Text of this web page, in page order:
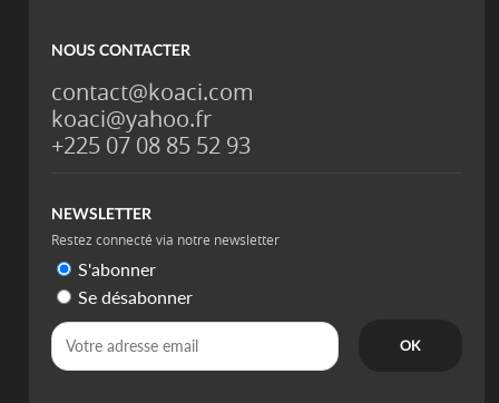
NOUS CONTACTER
contact@koaci.com
koaci@yahoo.fr
+225 07 08 85 52 93
NEWSLETTER
Restez connecté via notre newsletter
S'abonner
Se désabonner